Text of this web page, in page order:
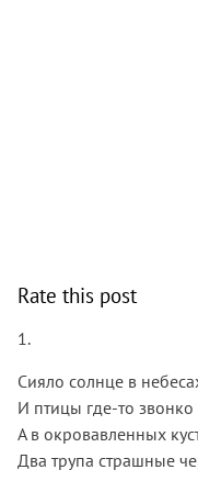
Rate this post
1.
Сияло солнце в
И птицы где-то звонко
А в окровавленных
Два трупа страшные